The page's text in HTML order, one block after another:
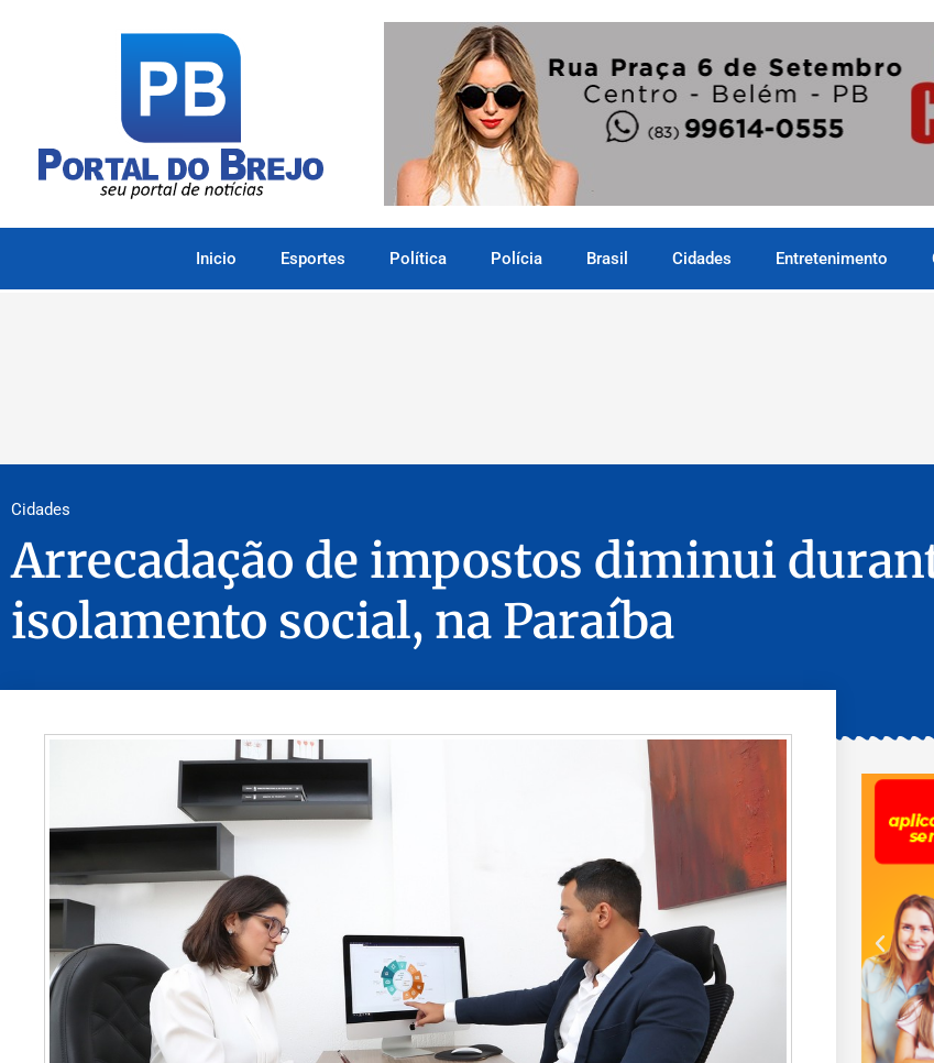
Inicio Esportes Política Polícia Brasil Cidades Entretenimento
Cidades
Arrecadação de impostos diminui
isolamento social, na Paraíba